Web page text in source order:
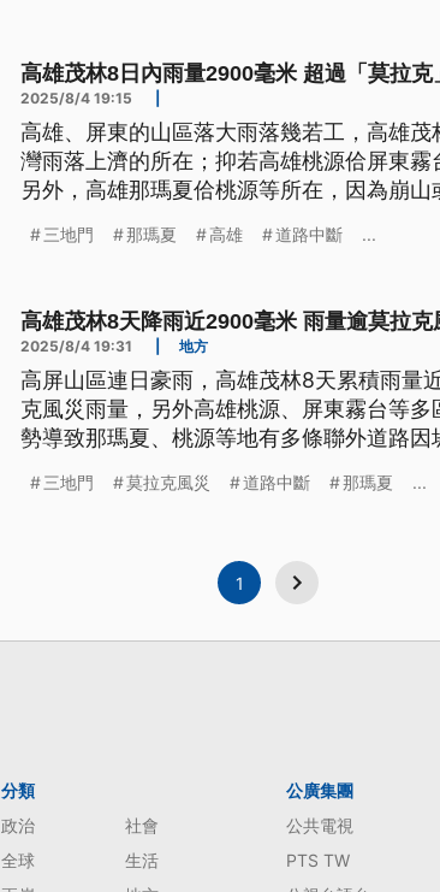
高雄茂林8日內雨量2900毫米 超過「莫拉克
2025/8/4 19:15
高雄、屏東的山區落大雨落幾若工，高雄
灣雨落上濟的所在；抑若高雄桃源佮屏東
另外，高雄那瑪夏佮桃源等所在，因為崩
外車路的屏31線也嚴重變形，部落已經失
三地門 那瑪夏 高雄 道路中斷 ...
高雄茂林8天降雨近2900毫米 雨量逾莫拉克
2025/8/4 19:31 地方
高屏山區連日豪雨，高雄茂林8天累積雨量
克風災雨量，另外高雄桃源、屏東霧台等
勢導致那瑪夏、桃源等地有多條聯外道路
甚至嚴重變形，部落內已停電4天。
三地門 莫拉克風災 道路中斷 那瑪夏 ...
1
分類
政治
社會
全球
生活
公廣集團
公共電視
PTS TW